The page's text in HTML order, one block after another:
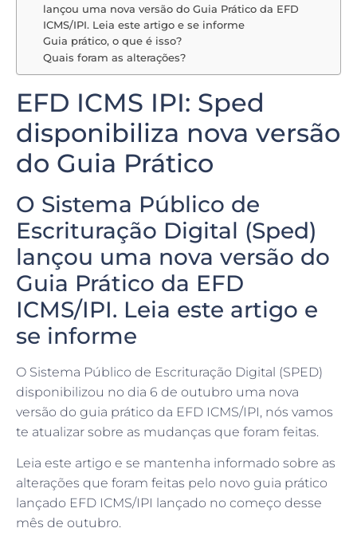
lançou uma nova versão do Guia Prático da EFD
ICMS/IPI. Leia este artigo e se informe
Guia prático, o que é isso?
Quais foram as alterações?
EFD ICMS IPI: Sped
disponibiliza nova versão
do Guia Prático
O Sistema Público de
Escrituração Digital (Sped)
lançou uma nova versão do
Guia Prático da EFD
ICMS/IPI. Leia este artigo e
se informe
O Sistema Público de Escrituração Digital (SPED)
disponibilizou no dia 6 de outubro uma nova
versão do guia prático da EFD ICMS/IPI, nós vamos
te atualizar sobre as mudanças que foram feitas.
Leia este artigo e se mantenha informado sobre as
alterações que foram feitas pelo novo guia prático
lançado EFD ICMS/IPI lançado no começo desse
mês de outubro.